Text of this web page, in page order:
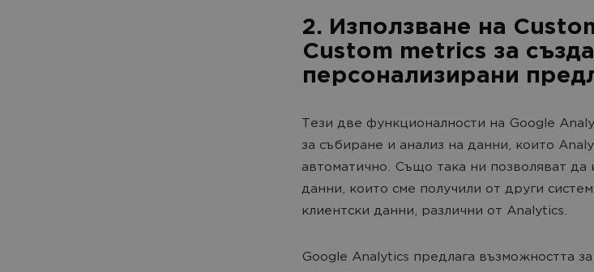
2. Използване на
Custom metrics за
персонализирани
Tези две функционалности на Google
за събиране и анализ на данни, които
автоматично. Също така ни позволяват
данни, които сме получили от други
клиентски данни, различни от Analytics.
Google Analytics предлага възможността